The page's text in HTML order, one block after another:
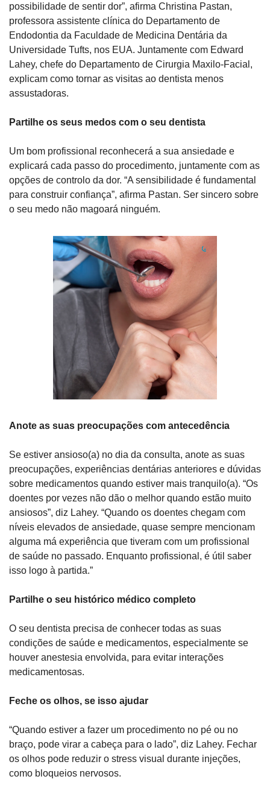
possibilidade de sentir dor”, afirma Christina Pastan,
professora assistente clínica do Departamento de
Endodontia da Faculdade de Medicina Dentária da
Universidade Tufts, nos EUA. Juntamente com Edward
Lahey, chefe do Departamento de Cirurgia Maxilo-Facial,
explicam como tornar as visitas ao dentista menos
assustadoras.
Partilhe os seus medos com o seu dentista
Um bom profissional reconhecerá a sua ansiedade e
explicará cada passo do procedimento, juntamente com as
opções de controlo da dor. “A sensibilidade é fundamental
para construir confiança”, afirma Pastan. Ser sincero sobre
o seu medo não magoará ninguém.
Anote as suas preocupações com antecedência
Se estiver ansioso(a) no dia da consulta, anote as suas
preocupações, experiências dentárias anteriores e dúvidas
sobre medicamentos quando estiver mais tranquilo(a). “Os
doentes por vezes não dão o melhor quando estão muito
ansiosos”, diz Lahey. “Quando os doentes chegam com
níveis elevados de ansiedade, quase sempre mencionam
alguma má experiência que tiveram com um profissional
de saúde no passado. Enquanto profissional, é útil saber
isso logo à partida.”
Partilhe o seu histórico médico completo
O seu dentista precisa de conhecer todas as suas
condições de saúde e medicamentos, especialmente se
houver anestesia envolvida, para evitar interações
medicamentosas.
Feche os olhos, se isso ajudar
“Quando estiver a fazer um procedimento no pé ou no
braço, pode virar a cabeça para o lado”, diz Lahey. Fechar
os olhos pode reduzir o stress visual durante injeções,
como bloqueios nervosos.